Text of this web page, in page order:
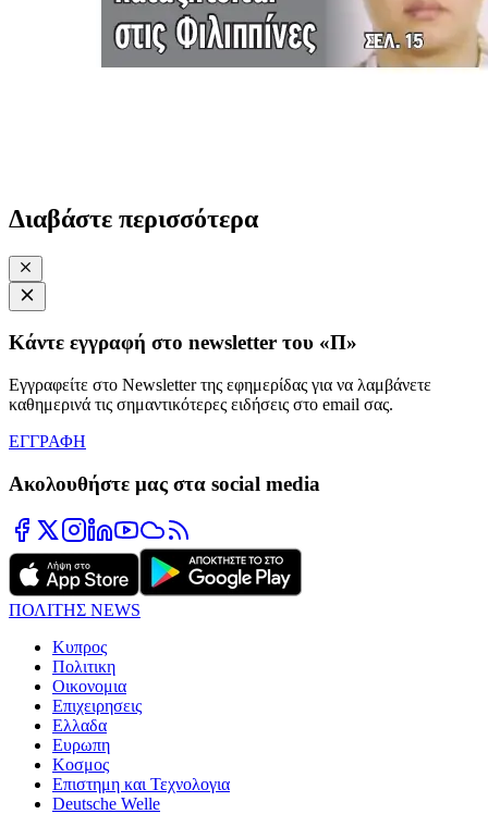
Διαβάστε περισσότερα
Κάντε εγγραφή στο newsletter του «Π»
Εγγραφείτε στο Newsletter της εφημερίδας για να λαμβάνετε
καθημερινά τις σημαντικότερες ειδήσεις στο email σας.
ΕΓΓΡΑΦΗ
Ακολουθήστε μας στα social media
ΠΟΛΙΤΗΣ NEWS
Κυπρος
Πολιτικη
Οικονομια
Επιχειρησεις
Ελλαδα
Ευρωπη
Κοσμος
Επιστημη και Τεχνολογια
Deutsche Welle